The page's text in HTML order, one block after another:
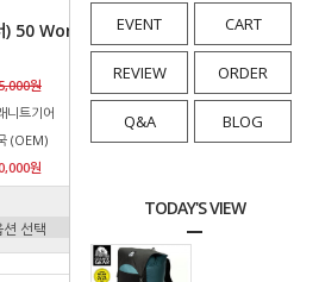
EVENT CART
REVIEW ORDER
Q&A BLOG
TODAY'S VIEW
) 50 Women´s (V2)
원
니트기어
(OEM)
원